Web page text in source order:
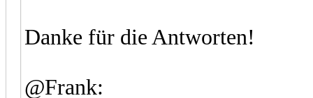
Danke für die Antworten!
@Frank: